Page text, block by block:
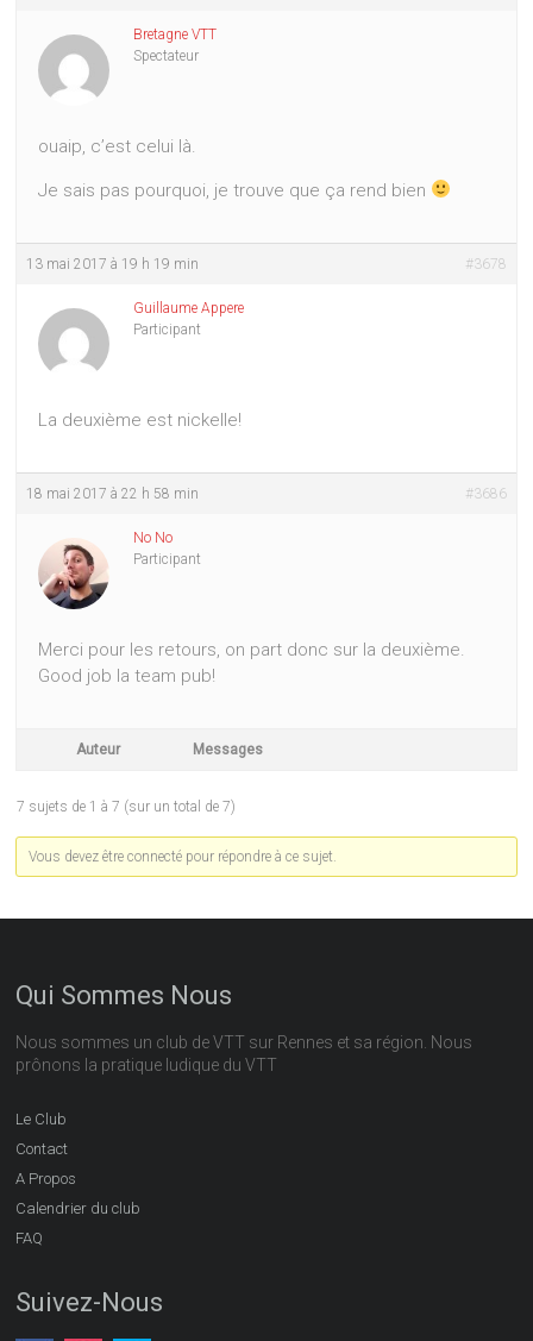
Bretagne VTT
Spectateur
ouaip, c’est celui là.
Je sais pas pourquoi, je trouve que ça rend bien
13 mai 2017 à 19 h 19 min #3678
Guillaume Appere
Participant
La deuxième est nickelle!
18 mai 2017 à 22 h 58 min #3686
No No
Participant
Merci pour les retours, on part donc sur la deuxième.
Good job la team pub!
Auteur Messages
7 sujets de 1 à 7 (sur un total de 7)
Vous devez être connecté pour répondre à ce sujet.
Qui Sommes Nous
Nous sommes un club de VTT sur Rennes et sa région. Nous
prônons la pratique ludique du VTT
Le Club
Contact
A Propos
Calendrier du club
FAQ
Suivez-Nous